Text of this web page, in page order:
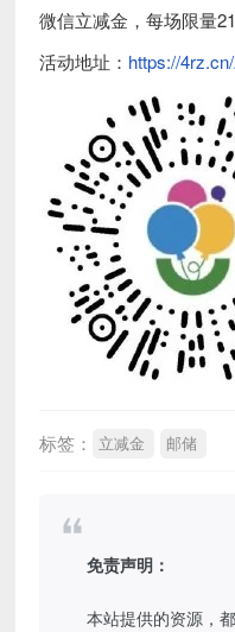
微信立减金，每场限量
活动地址： https://
标签： 立减金 邮储
免责声明：
本站提供的资源，